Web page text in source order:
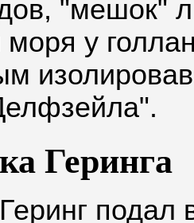
"мешок"
моря у
Геринга
подал